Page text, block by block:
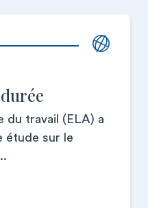
du travail (ELA) a
étude sur le